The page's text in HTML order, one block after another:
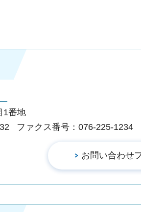
1番地
ファクス番号：076-225-1234